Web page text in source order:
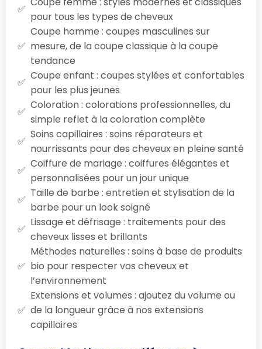
pour tous les types de cheveux
Coupe homme : coupes masculines sur
mesure, de la coupe classique à la coupe
tendance
Coupe enfant : coupes stylées et confortables
pour les plus jeunes
Coloration : colorations professionnelles, du
simple reflet à la coloration complète
Soins capillaires : soins réparateurs et
nourrissants pour des cheveux en pleine santé
Coiffure de mariage : coiffures élégantes et
personnalisées pour un jour unique
Taille de barbe : entretien et stylisation de la
barbe pour un look soigné
Lissage et défrisage : traitements pour des
cheveux lisses et brillants
Méthodes naturelles : soins à base de produits
bio pour respecter vos cheveux et
l’environnement
Extensions et volumes : ajoutez du volume ou
de la longueur grâce à nos extensions
capillaires